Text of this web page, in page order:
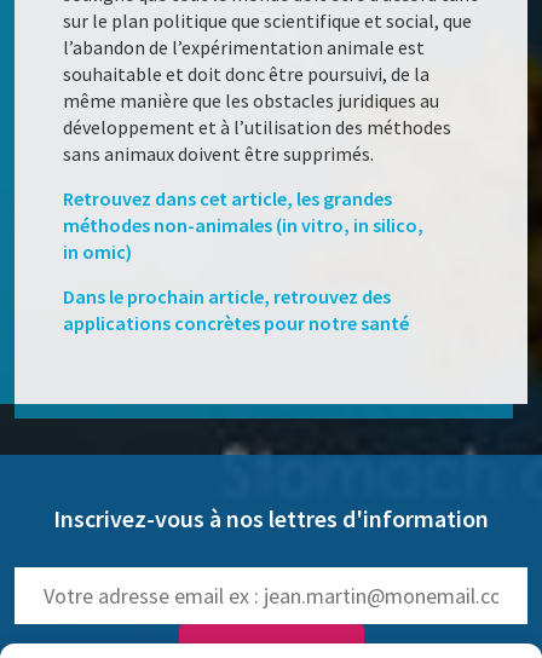
sur le plan politique que scientifique et social, que
l’abandon de l’expérimentation animale est
souhaitable et doit donc être poursuivi, de la
même manière que les obstacles juridiques au
développement et à l’utilisation des méthodes
sans animaux doivent être supprimés.
Retrouvez dans cet article, les grandes
méthodes non-animales (in vitro, in silico,
in omic)
Dans le prochain article, retrouvez des
applications concrètes pour notre santé
Inscrivez-vous à nos lettres d'information